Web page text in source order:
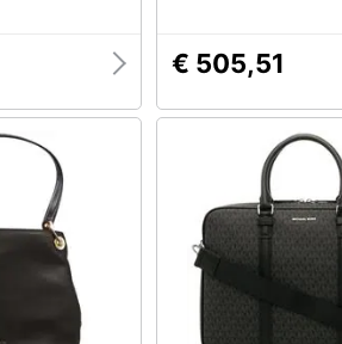
€ 505,51